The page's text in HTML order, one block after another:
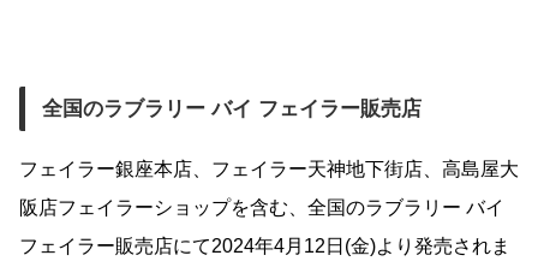
全国のラブラリー バイ フェイラー販売店
フェイラー銀座本店、フェイラー天神地下街店、高島屋大
阪店フェイラーショップを含む、全国のラブラリー バイ
フェイラー販売店にて2024年4月12日(金)より発売されま